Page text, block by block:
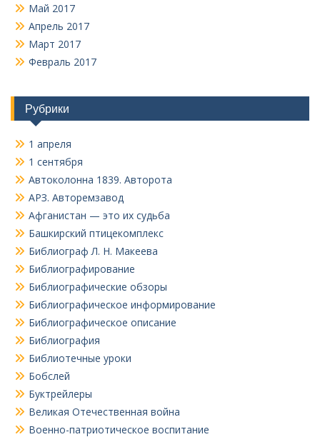
Май 2017
Апрель 2017
Март 2017
Февраль 2017
Рубрики
1 апреля
1 сентября
Автоколонна 1839. Авторота
АРЗ. Авторемзавод
Афганистан — это их судьба
Башкирский птицекомплекс
Библиограф Л. Н. Макеева
Библиографирование
Библиографические обзоры
Библиографическое информирование
Библиографическое описание
Библиография
Библиотечные уроки
Бобслей
Буктрейлеры
Великая Отечественная война
Военно-патриотическое воспитание